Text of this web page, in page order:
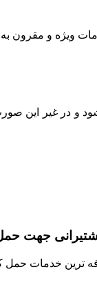
ویژه و مقرون
و در غیر این
جهت
خدمات حمل